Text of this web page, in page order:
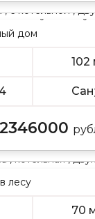
с котельной ,
крышей
дом
102
2346000
, котельная ,
лесу
70